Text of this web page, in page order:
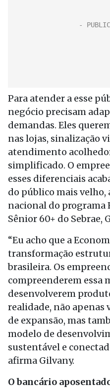
Para atender a esse
negócio precisam
demandas. Eles
nas lojas, sinalização
atendimento
simplificado. O
esses diferenciais
do público mais
nacional do programa
Sênior 60+ do Sebrae,
“Eu acho que a
transformação
brasileira. Os
compreenderem essa
desenvolverem
realidade, não apenas
de expansão, mas
modelo de
sustentável e
afirma Gilvany.
O bancário